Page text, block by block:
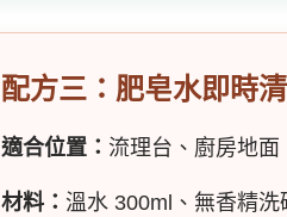
配方三：肥皂水即時
適合位置： 流理台、廚房地面
材料： 溫水 300ml、無香精洗